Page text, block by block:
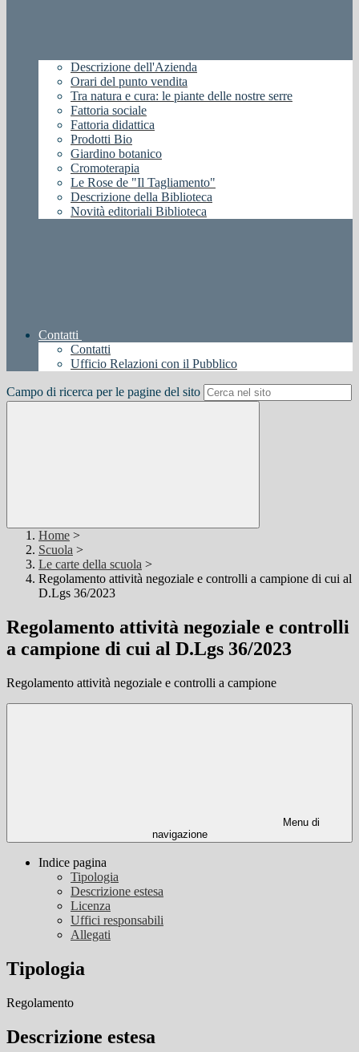
Descrizione dell'Azienda
Orari del punto vendita
Tra natura e cura: le piante delle nostre serre
Fattoria sociale
Fattoria didattica
Prodotti Bio
Giardino botanico
Cromoterapia
Le Rose de "Il Tagliamento"
Descrizione della Biblioteca
Novità editoriali Biblioteca
Contatti
Contatti
Ufficio Relazioni con il Pubblico
Campo di ricerca per le pagine del sito
Home >
Scuola >
Le carte della scuola >
Regolamento attività negoziale e controlli a campione di cui al
D.Lgs 36/2023
Regolamento attività negoziale e controlli
a campione di cui al D.Lgs 36/2023
Regolamento attività negoziale e controlli a campione
Menu di
navigazione
Indice pagina
Tipologia
Descrizione estesa
Licenza
Uffici responsabili
Allegati
Tipologia
Regolamento
Descrizione estesa